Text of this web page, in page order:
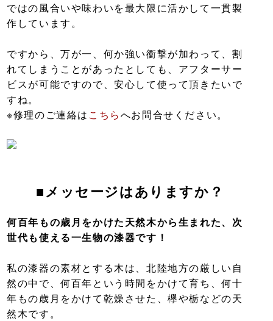
ではの風合いや味わいを最大限に活かして一貫製
作しています。
ですから、万が一、何か強い衝撃が加わって、割
れてしまうことがあったとしても、アフターサー
ビスが可能ですので、安心して使って頂きたいで
すね。
※修理のご連絡は こちらへお問合せください。
■メッセージはありますか？
何百年もの歳月をかけた天然木から生まれた、次
世代も使える一生物の漆器です！
私の漆器の素材とする木は、北陸地方の厳しい自
然の中で、何百年という時間をかけて育ち、何十
年もの歳月をかけて乾燥させた、欅や栃などの天
然木です。